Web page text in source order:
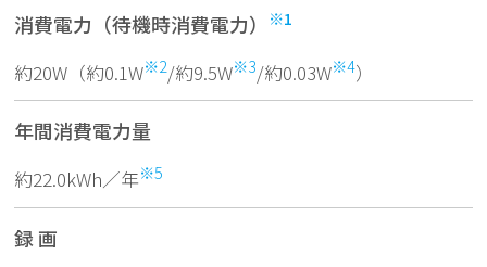
消費電力（待機時消費電力） ※1
約20W（約0.1W※2/約9.5W※3/約0.03W※4）
年間消費電力量
約22.0kWh／年※5
録 画